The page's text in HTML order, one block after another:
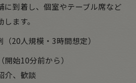
に到着し、個室やテーブル席など
ます。
20人規模・3時間想定）
開始10分前から）
介、歓談